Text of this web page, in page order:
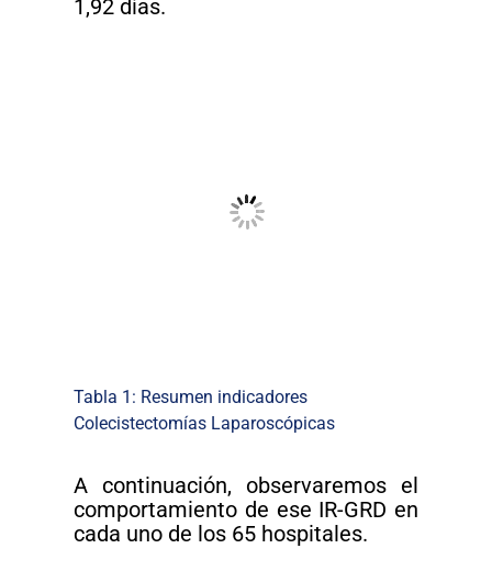
1,92 días.
Tabla 1: Resumen indicadores
Colecistectomías Laparoscópicas
A continuación, observaremos el
comportamiento de ese IR-GRD en
cada uno de los 65 hospitales.